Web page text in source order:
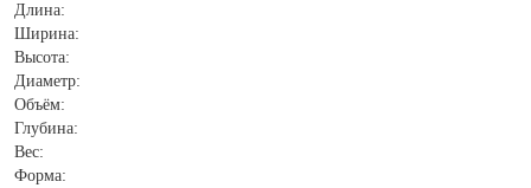
Длина:
Ширина:
Высота:
Диаметр:
Объём:
Глубина:
Вес:
Форма: